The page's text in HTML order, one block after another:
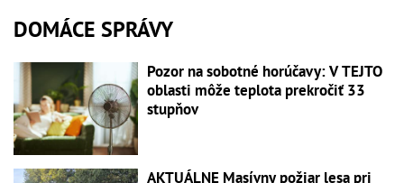
DOMÁCE SPRÁVY
Pozor na sobotné horúčavy: V TEJTO
oblasti môže teplota prekročiť 33
stupňov
AKTUÁLNE Masívny požiar lesa pri